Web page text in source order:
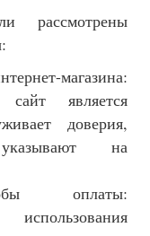
рассмотрены
магазина:
является
доверия,
на
оплаты: